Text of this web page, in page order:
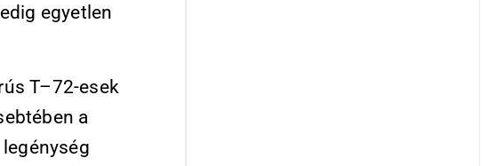
egyetlen
T–72-esek
a